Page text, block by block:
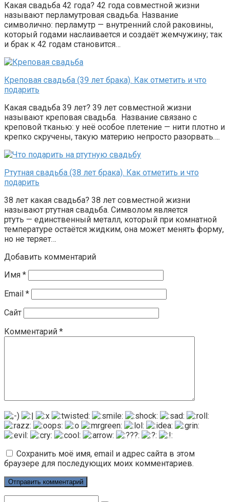
Какая свадьба 42 года? 42 года совместной жизни
называют перламутровая свадьба. Название
символично: перламутр — внутренний слой раковины,
который годами наслаивается и создаёт жемчужину; так
и брак к 42 годам становится…
Креповая свадьба (39 лет брака). Как отметить и что
подарить
Какая свадьба 39 лет? 39 лет совместной жизни
называют креповая свадьба. Название связано с
креповой тканью: у неё особое плетение — нити плотно и
крепко скручены, такую материю непросто разорвать….
Ртутная свадьба (38 лет брака). Как отметить и что
подарить
38 лет какая свадьба? 38 лет совместной жизни
называют ртутная свадьба. Символом является
ртуть — единственный металл, который при комнатной
температуре остаётся жидким, она может менять форму,
но не теряет…
Добавить комментарий
Имя *
Email *
Сайт
Комментарий *
Сохранить моё имя, email и адрес сайта в этом
браузере для последующих моих комментариев.